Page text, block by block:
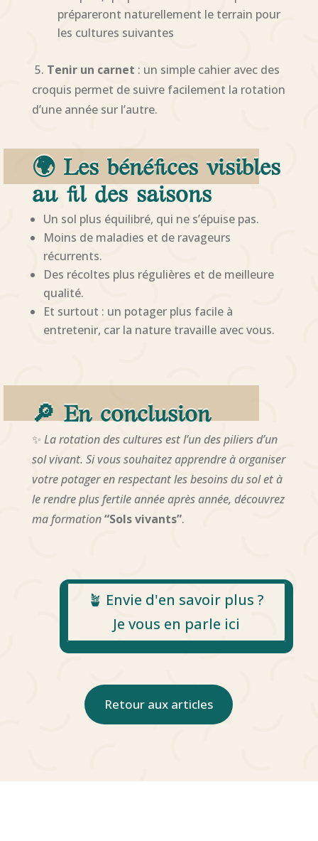
prépareront naturellement le terrain pour
les cultures suivantes
5. Tenir un carnet : un simple cahier avec des
croquis permet de suivre facilement la rotation
d’une année sur l’autre.
🌍 Les bénéfices visibles
au fil des saisons
Un sol plus équilibré, qui ne s’épuise pas.
Moins de maladies et de ravageurs
récurrents.
Des récoltes plus régulières et de meilleure
qualité.
Et surtout : un potager plus facile à
entretenir, car la nature travaille avec vous.
🔎En conclusion
✨ La rotation des cultures est l’un des piliers d’un
sol vivant. Si vous souhaitez apprendre à organiser
votre potager en respectant les besoins du sol et à
le rendre plus fertile année après année, découvrez
ma formation“Sols vivants”.
🪴 Envie d'en savoir plus ?
Je vous en parle ici
Retour aux articles